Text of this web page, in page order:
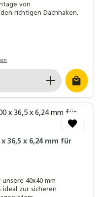
von
richtigen Dachhaken.
Wert
36,5 x 6,24 mm für
40x40 mm
ideal zur sicheren